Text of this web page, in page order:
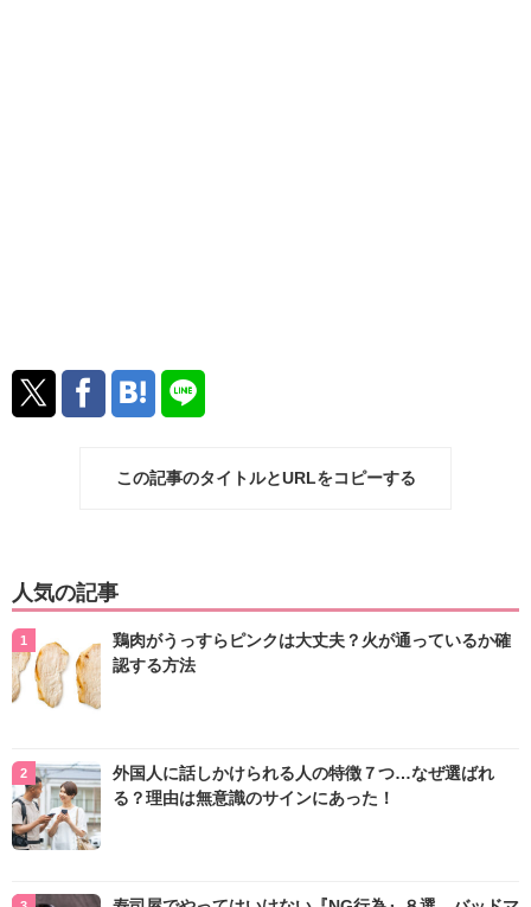
この記事のタイトルとURLをコピーする
人気の記事
鶏肉がうっすらピンクは大丈夫？火が通っているか確
認する方法
外国人に話しかけられる人の特徴７つ…なぜ選ばれ
る？理由は無意識のサインにあった！